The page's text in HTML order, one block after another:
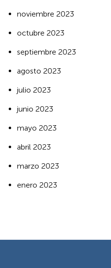
noviembre 2023
octubre 2023
septiembre 2023
agosto 2023
julio 2023
junio 2023
mayo 2023
abril 2023
marzo 2023
enero 2023